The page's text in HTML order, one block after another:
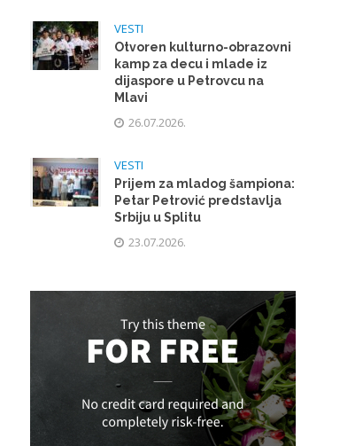
VESTI
Otvoren kulturno-obrazovni
kamp za decu i mlade iz
dijaspore u Petrovcu na
Mlavi
26.07.2026.
VESTI
Prijem za mladog šampiona:
Petar Petrović predstavlja
Srbiju u Splitu
23.07.2026.